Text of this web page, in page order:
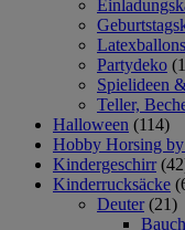
Latexballons
Partydeko
Spielideen
Teller,
Halloween (114)
Hobby Horsing
Kindergeschirr
Kinderrucksäcke
Deuter (21)